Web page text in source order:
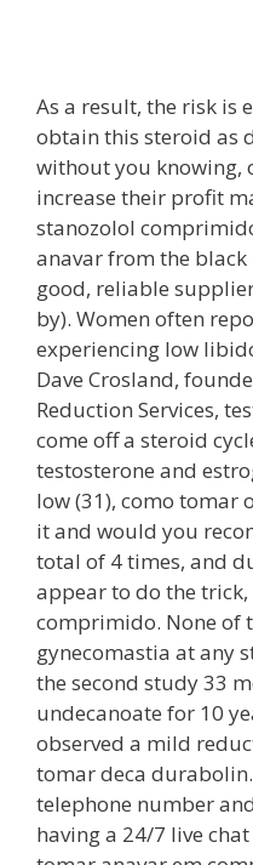
As a result, the risk is
obtain this steroid as
without you knowing,
increase their profit
stanozolol
anavar from the black
good, reliable
by). Women often
experiencing low
Dave Crosland,
Reduction Services,
come off a steroid
testosterone and
low (31), como tomar
it and would you
total of 4 times, and
appear to do the
comprimido. None of
gynecomastia at any
the second study 33
undecanoate for 10
observed a mild
tomar deca
telephone number
having a 24/7 live